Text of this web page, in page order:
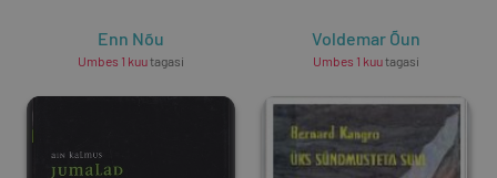
Enn Nõu
Umbes 1 kuutagasi
Voldemar Õun
Umbes 1 kuutagasi